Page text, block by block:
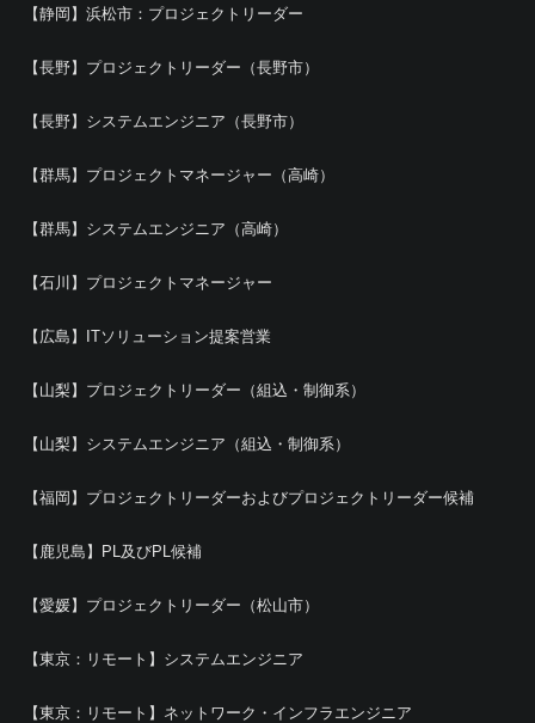
【静岡】浜松市：プロジェクトリーダー
【長野】プロジェクトリーダー（長野市）
【長野】システムエンジニア（長野市）
【群馬】プロジェクトマネージャー（高崎）
【群馬】システムエンジニア（高崎）
【石川】プロジェクトマネージャー
【広島】ITソリューション提案営業
【山梨】プロジェクトリーダー（組込・制御系）
【山梨】システムエンジニア（組込・制御系）
【福岡】プロジェクトリーダーおよびプロジェクトリーダー候補
【鹿児島】PL及びPL候補
【愛媛】プロジェクトリーダー（松山市）
【東京：リモート】システムエンジニア
【東京：リモート】ネットワーク・インフラエンジニア